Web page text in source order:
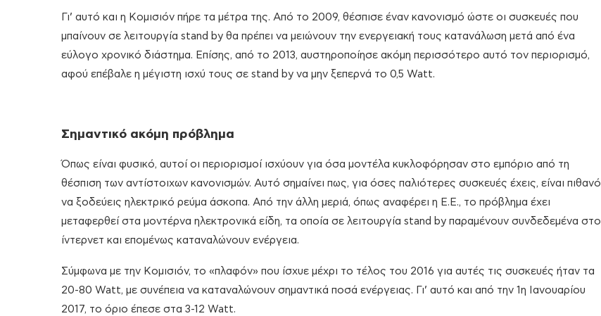
Γι’ αυτό και η Κομισιόν πήρε τα μέτρα της. Από το 2009, θέσπισε έναν κανονισμό ώστε οι συσκευές που
μπαίνουν σε λειτουργία stand by θα πρέπει να μειώνουν την ενεργειακή τους κατανάλωση μετά από ένα
εύλογο χρονικό διάστημα. Επίσης, από το 2013, αυστηροποίησε ακόμη περισσότερο αυτό τον περιορισμό,
αφού επέβαλε η μέγιστη ισχύ τους σε stand by να μην ξεπερνά το 0,5 Watt.
Σημαντικό ακόμη πρόβλημα
Όπως είναι φυσικό, αυτοί οι περιορισμοί ισχύουν για όσα μοντέλα κυκλοφόρησαν στο εμπόριο από τη
θέσπιση των αντίστοιχων κανονισμών. Αυτό σημαίνει πως, για όσες παλιότερες συσκευές έχεις, είναι πιθανό
να ξοδεύεις ηλεκτρικό ρεύμα άσκοπα. Από την άλλη μεριά, όπως αναφέρει η Ε.Ε., το πρόβλημα έχει
μεταφερθεί στα μοντέρνα ηλεκτρονικά είδη, τα οποία σε λειτουργία stand by παραμένουν συνδεδεμένα στο
ίντερνετ και επομένως καταναλώνουν ενέργεια.
Σύμφωνα με την Κομισιόν, το «πλαφόν» που ίσχυε μέχρι το τέλος του 2016 για αυτές τις συσκευές ήταν τα
20-80 Watt, με συνέπεια να καταναλώνουν σημαντικά ποσά ενέργειας. Γι’ αυτό και από την 1η Ιανουαρίου
2017, το όριο έπεσε στα 3-12 Watt.